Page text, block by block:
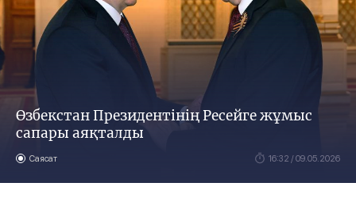
Өзбекстан Президентінің Ресейге жұмыс
сапары аяқталды
Саясат 16:32 / 09.05.2026